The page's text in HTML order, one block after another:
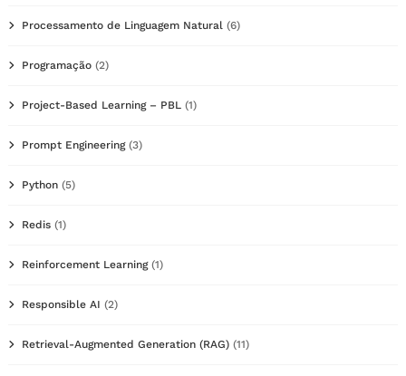
Processamento de Linguagem Natural (6)
Programação (2)
Project-Based Learning – PBL (1)
Prompt Engineering(3)
Python (5)
Redis (1)
Reinforcement Learning(1)
Responsible AI (2)
Retrieval-Augmented Generation (RAG) (11)